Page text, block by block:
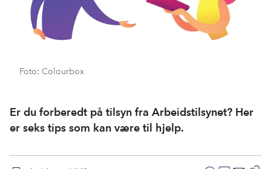
Foto: Colourbox
Er du forberedt på tilsyn fra Arbeidstilsynet? Her
er seks tips som kan være til hjelp.